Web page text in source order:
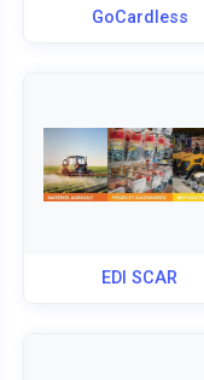
GoCardless
EDI SCAR